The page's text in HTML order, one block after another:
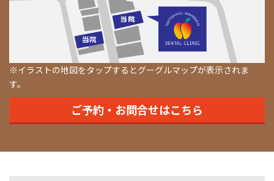
※イラストの地図をタップするとグーグルマップが表示されま
す。
ご予約・お問合せはこちら